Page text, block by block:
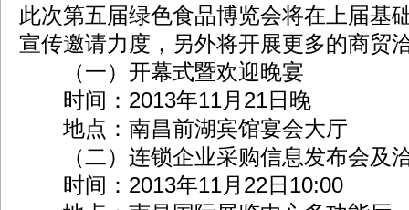
此次第五届绿色食品博览会将在上届基
宣传邀请力度，另外将开展更多的商贸
（一）开幕式暨欢迎晚宴
时间：2013年11月21日晚
地点：南昌前湖宾馆宴会大厅
（二）连锁企业采购信息发布会及
时间：2013年11月22日10:00